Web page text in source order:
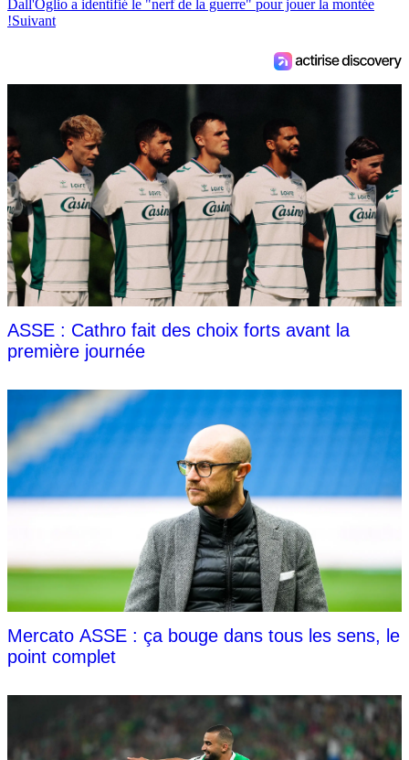
Dall'Oglio a identifié le "nerf de la guerre" pour jouer la montée
!Suivant
ASSE : Cathro fait des choix forts avant la
première journée
Mercato ASSE : ça bouge dans tous les sens, le
point complet